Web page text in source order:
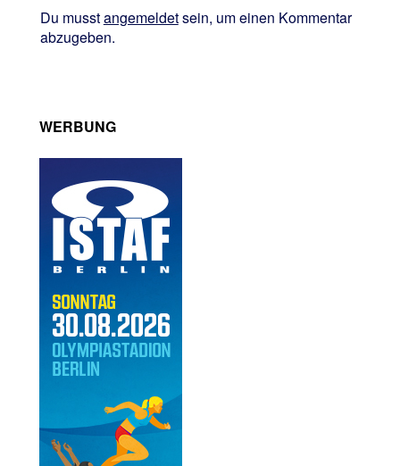
Du musstangemeldetsein, um einen Kommentar
abzugeben.
WERBUNG